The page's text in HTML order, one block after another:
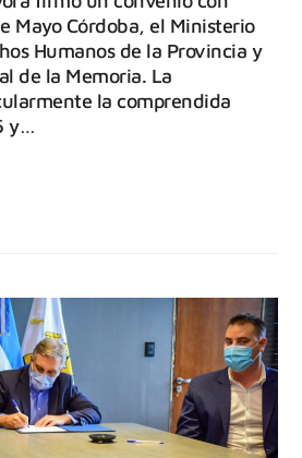
Mayo Córdoba, el Ministerio
Humanos de la Provincia y
de la Memoria. La
la comprendida
y…